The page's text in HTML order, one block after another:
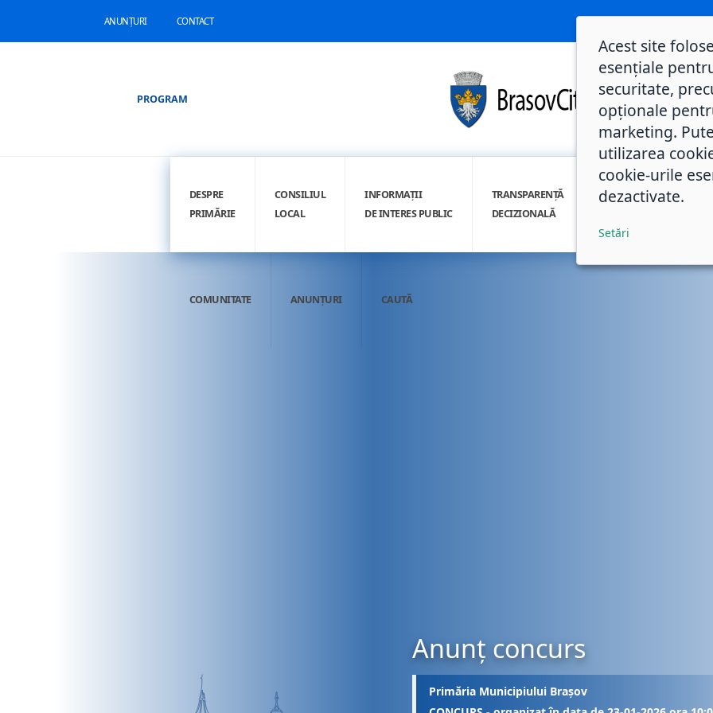
ANUNȚURI CONTACT
PROGRAM
DESPRE
PRIMĂRIE
CONSILIUL
LOCAL
INFORMAȚII
DE INTERES PUBLIC
TRANSPARENȚĂ
DECIZIONALĂ
INTEGRITATE
COMUNITATE ANUNȚURI CAUTĂ
Anunț concurs
Primăria Municipiului Brașov
Acest site
esențiale
securitate,
opționale
marketing.
utilizarea
cookie-urile
dezactivate.
Setări